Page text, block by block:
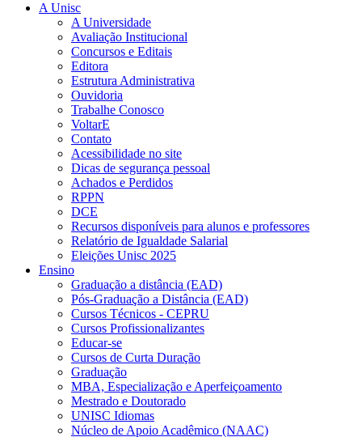
A Unisc
A Universidade
Avaliação Institucional
Concursos e Editais
Editora
Estrutura Administrativa
Ouvidoria
Trabalhe Conosco
VoltarE
Contato
Acessibilidade no site
Dicas de segurança pessoal
Achados e Perdidos
RPPN
DCE
Recursos disponíveis para alunos e professores
Relatório de Igualdade Salarial
Eleições Unisc 2025
Ensino
Graduação a distância (EAD)
Pós-Graduação a Distância (EAD)
Cursos Técnicos - CEPRU
Cursos Profissionalizantes
Educar-se
Cursos de Curta Duração
Graduação
MBA, Especialização e Aperfeiçoamento
Mestrado e Doutorado
UNISC Idiomas
Núcleo de Apoio Acadêmico (NAAC)